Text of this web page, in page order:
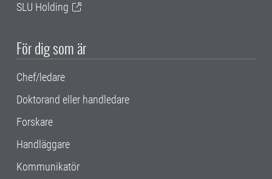
SLU Holding
För dig som är
Chef/ledare
Doktorand eller handledare
Forskare
Handläggare
Kommunikatör